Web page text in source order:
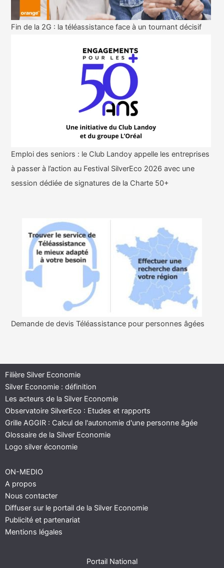
Fin de la 2G : la téléassistance face à un tournant décisif
Emploi des seniors : le Club Landoy appelle les entreprises
à passer à l’action au Festival SilverEco 2026 avec une
session dédiée de signatures de la Charte 50+
Demande de devis Téléassistance pour personnes âgées
Filière Silver Economie
Silver Economie : définition
Les acteurs de la Silver Economie
Observatoire SilverEco : Etudes et rapports
Grille AGGIR : Calcul de l'autonomie d'une personne âgée
Glossaire de la Silver Economie
Logo silver économie
ON-MEDIO
A propos
Nous contacter
Diffuser sur le portail de la Silver Economie
Publicité et partenariat
Mentions légales
Portail National